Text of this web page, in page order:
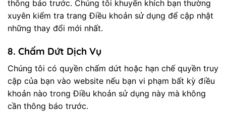
thông báo trước. Chúng tôi khuyến khích bạn thường
xuyên kiểm tra trang Điều khoản sử dụng để cập nhật
những thay đổi mới nhất.
8. Chấm Dứt Dịch Vụ
Chúng tôi có quyền chấm dứt hoặc hạn chế quyền truy
cập của bạn vào website nếu bạn vi phạm bất kỳ điều
khoản nào trong Điều khoản sử dụng này mà không
cần thông báo trước.